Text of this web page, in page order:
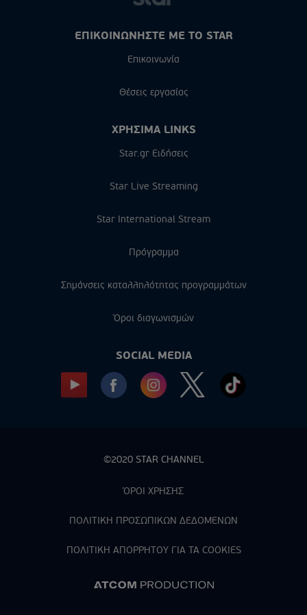
ΕΠΙΚΟΙΝΩΝΗΣΤΕ ΜΕ ΤΟ STAR
Επικοινωνία
Θέσεις εργασίας
ΧΡΗΣΙΜΑ LINKS
Star.gr Ειδήσεις
Star Live Streaming
Star International Stream
Πρόγραμμα
Σημάνσεις καταλληλότητας προγραμμάτων
Όροι διαγωνισμών
SOCIAL MEDIA
©2020 STAR CHANNEL
ΌΡΟΙ ΧΡΗΣΗΣ
ΠΟΛΙΤΙΚΗ ΠΡΟΣΩΠΙΚΩΝ ΔΕΔΟΜΕΝΩΝ
ΠΟΛΙΤΙΚΗ ΑΠΟΡPΗΤΟΥ ΓΙΑ ΤΑ COOKIES